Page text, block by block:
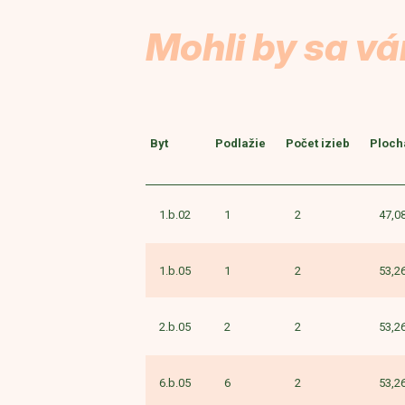
Mohli by sa
Byt Podlažie Počet izieb
1.b.02 1 2
1.b.05 1 2
2.b.05 2 2
6.b.05 6 2